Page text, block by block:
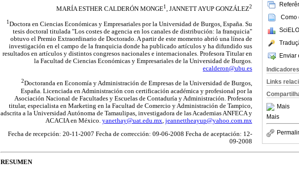
Como
Enviar
Indicadores
Links
Mais
Mais
MARÍA ESTHER CALDERÓN MONGE1 , JANNETT AYUP GONZÁLEZ2
1 Doctora en Ciencias Económicas y Empresariales por la Universidad de Burgos, España. Su
tesis doctoral titulada "Los costes de agencia en los canales de distribución: la franquicia"
obtuvo el Premio Extraordinario de Doctorado. A partir de este momento abrió una línea de
investigación en el campo de la franquicia donde ha publicado artículos y ha difundido sus
resultados en artículos y distintos congresos nacionales e internacionales. Profesora Titular en
la Facultad de Ciencias Económicas y Empresariales de la Universidad de Burgos.
ecalderon@ubu.es
2Doctoranda en Economía y Administración de Empresas de la Universidad de Burgos,
España. Licenciada en Administración con certificación académica y profesional por la
Asociación Nacional de Facultades y Escuelas de Contaduría y Administración. Profesora
titular, especialista en Marketing en la Facultad de Comercio y Administración de Tampico,
adscrita a la Universidad Autónoma de Tamaulipas, investigadora de las Academias ANFECA y
ACACIA en México. yanethay@uat.edu.mx jeannettheayup@yahoo.com.mx
Fecha de recepción: 20-11-2007 Fecha de corrección: 09-06-2008 Fecha de aceptación: 12-
09-2008
RESUMEN